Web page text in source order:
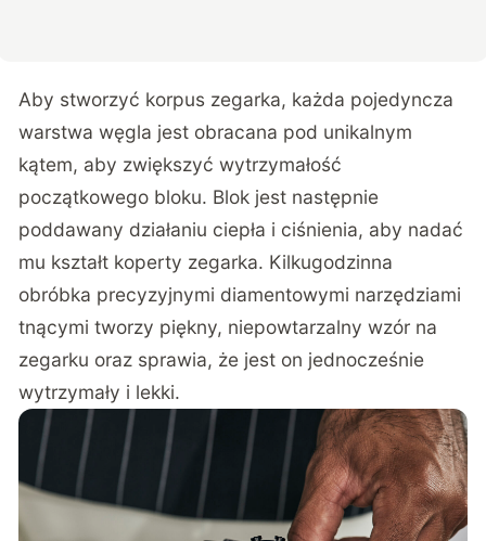
Aby stworzyć korpus zegarka, każda pojedyncza
warstwa węgla jest obracana pod unikalnym
kątem, aby zwiększyć wytrzymałość
początkowego bloku. Blok jest następnie
poddawany działaniu ciepła i ciśnienia, aby nadać
mu kształt koperty zegarka. Kilkugodzinna
obróbka precyzyjnymi diamentowymi narzędziami
tnącymi tworzy piękny, niepowtarzalny wzór na
zegarku oraz sprawia, że jest on jednocześnie
wytrzymały i lekki.